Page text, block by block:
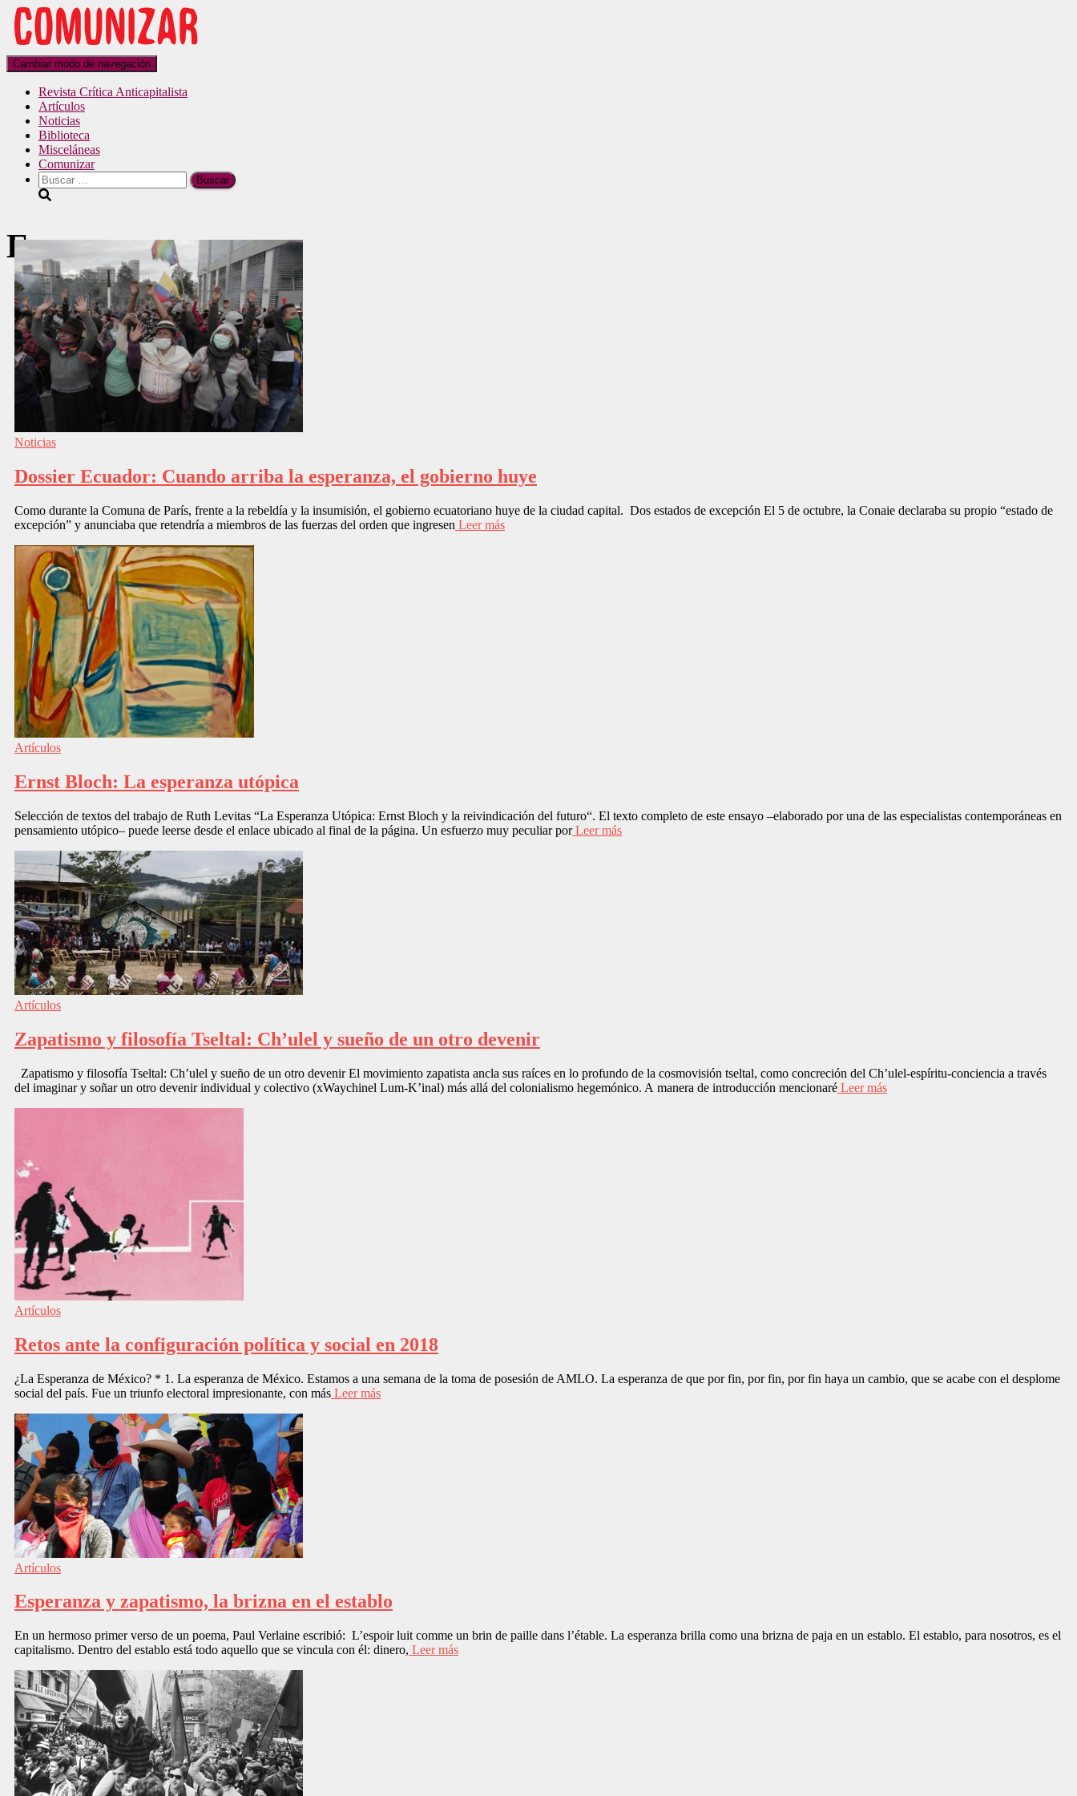
Cambiar modo de navegación
Revista Crítica Anticapitalista
Artículos
Noticias
Biblioteca
Misceláneas
Comunizar
Esperanza
Noticias
Dossier Ecuador: Cuando arriba la esperanza, el gobierno huye
Como durante la Comuna de París, frente a la rebeldía y la insumisión, el gobierno ecuatoriano huye de la ciudad capital. Dos estados de excepción El 5 de octubre, la Conaie declaraba su propio “estado de
excepción” y anunciaba que retendría a miembros de las fuerzas del orden que ingresen Leer más
Artículos
Ernst Bloch: La esperanza utópica
Selección de textos del trabajo de Ruth Levitas “La Esperanza Utópica: Ernst Bloch y la reivindicación del futuro“. El texto completo de este ensayo –elaborado por una de las especialistas contemporáneas en
pensamiento utópico– puede leerse desde el enlace ubicado al final de la página. Un esfuerzo muy peculiar porLeer más
Artículos
Zapatismo y filosofía Tseltal: Ch’ulel y sueño de un otro devenir
Zapatismo y filosofía Tseltal: Ch’ulel y sueño de un otro devenir El movimiento zapatista ancla sus raíces en lo profundo de la cosmovisión tseltal, como concreción del Ch’ulel-espíritu-conciencia a través
del imaginar y soñar un otro devenir individual y colectivo (xWaychinel Lum-K’inal) más allá del colonialismo hegemónico. A manera de introducción mencionaré Leer más
Artículos
Retos ante la configuración política y social en 2018
¿La Esperanza de México? * 1. La esperanza de México. Estamos a una semana de la toma de posesión de AMLO. La esperanza de que por fin, por fin, por fin haya un cambio, que se acabe con el desplome
social del país. Fue un triunfo electoral impresionante, con más Leer más
Artículos
Esperanza y zapatismo, la brizna en el establo
En un hermoso primer verso de un poema, Paul Verlaine escribió: L’espoir luit comme un brin de paille dans l’étable. La esperanza brilla como una brizna de paja en un establo. El establo, para nosotros, es el
capitalismo. Dentro del establo está todo aquello que se vincula con él: dinero, Leer más